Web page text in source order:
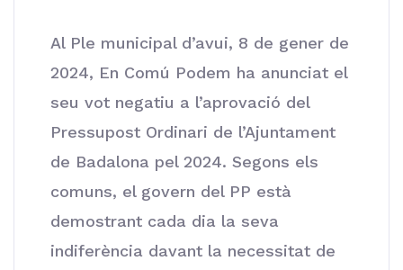
Al Ple municipal d’avui, 8 de gener de
2024, En Comú Podem ha anunciat el
seu vot negatiu a l’aprovació del
Pressupost Ordinari de l’Ajuntament
de Badalona pel 2024. Segons els
comuns, el govern del PP està
demostrant cada dia la seva
indiferència davant la necessitat de